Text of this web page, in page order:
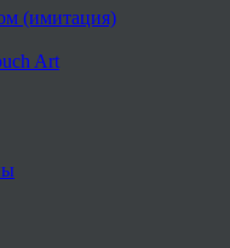
(имитация)
Art